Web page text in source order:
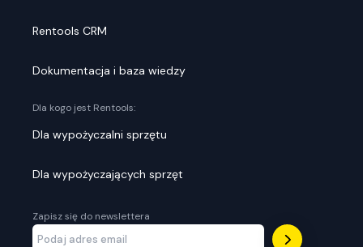
Rentools CRM
Dokumentacja i baza wiedzy
Dla kogo jest Rentools:
Dla wypożyczalni sprzętu
Dla wypożyczających sprzęt
Zapisz się do newslettera